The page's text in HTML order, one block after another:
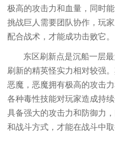
极高的攻击力和血量，同时
挑战巨人需要团队协作，玩
配合战术，才能成功击败它。
东区刷新点是沉船一层
刷新的精英怪实力相对较强
恶魔，恶魔拥有极高的攻击
各种毒性技能对玩家造成持
具备强大的攻击力和防御力
和战斗方式，才能在战斗中取